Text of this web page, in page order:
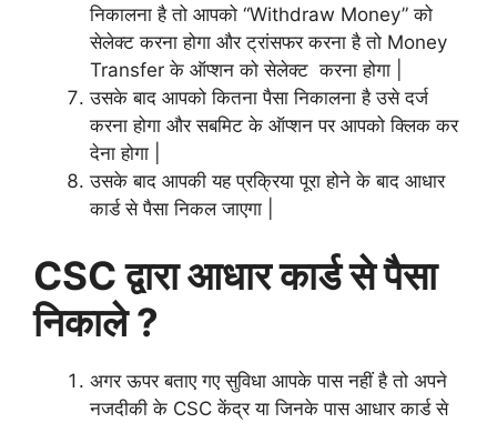
निकालना है तो आपको “Withdraw Money” को
सेलेक्ट करना होगा और ट्रांसफर करना है तो Money
Transfer के ऑप्शन को सेलेक्ट करना होगा |
उसके बाद आपको कितना पैसा निकालना है उसे दर्ज
करना होगा और सबमिट के ऑप्शन पर आपको क्लिक कर
देना होगा |
उसके बाद आपकी यह प्रक्रिया पूरा होने के बाद आधार
कार्ड से पैसा निकल जाएगा |
CSC द्वारा आधार कार्ड से पैसा
निकाले ?
अगर ऊपर बताए गए सुविधा आपके पास नहीं है तो अपने
नजदीकी के CSC केंद्र या जिनके पास आधार कार्ड से